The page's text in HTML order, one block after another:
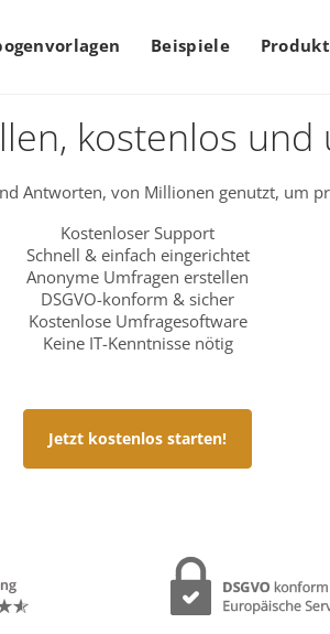
Beispiele
kostenlos
Antworten, von Millionen genutzt, um
Kostenloser Support
Schnell & einfach eingerichtet
Anonyme Umfragen erstellen
DSGVO-konform & sicher
Kostenlose Umfragesoftware
Keine IT-Kenntnisse nötig
Jetzt kostenlos starten!